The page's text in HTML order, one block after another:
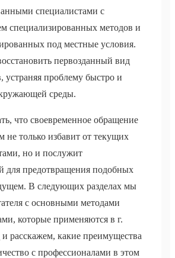
специалистами с
специализированных методов и
под местные условия.
первозданный вид
устраняя проблему быстро и
среды.
что своевременное обращение
не только избавит от текущих
но и послужит
для предотвращения подобных
В следующих разделах мы
с основными методами
которые применяются в г.
расскажем, какие преимущества
с профессионалами в этом